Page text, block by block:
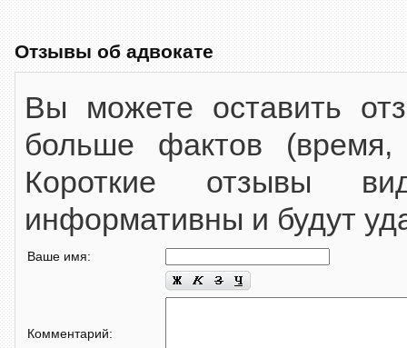
Отзывы об адвокате
Вы можете оставить
больше фактов
Короткие отзывы
информативны и будут
Ваше имя:
Комментарий: